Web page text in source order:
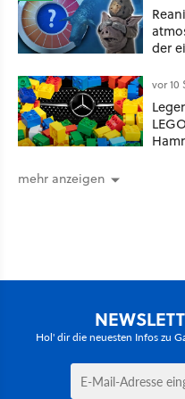
der
vor 10
mehr anzeigen
Hol' dir die neuesten Infos zu